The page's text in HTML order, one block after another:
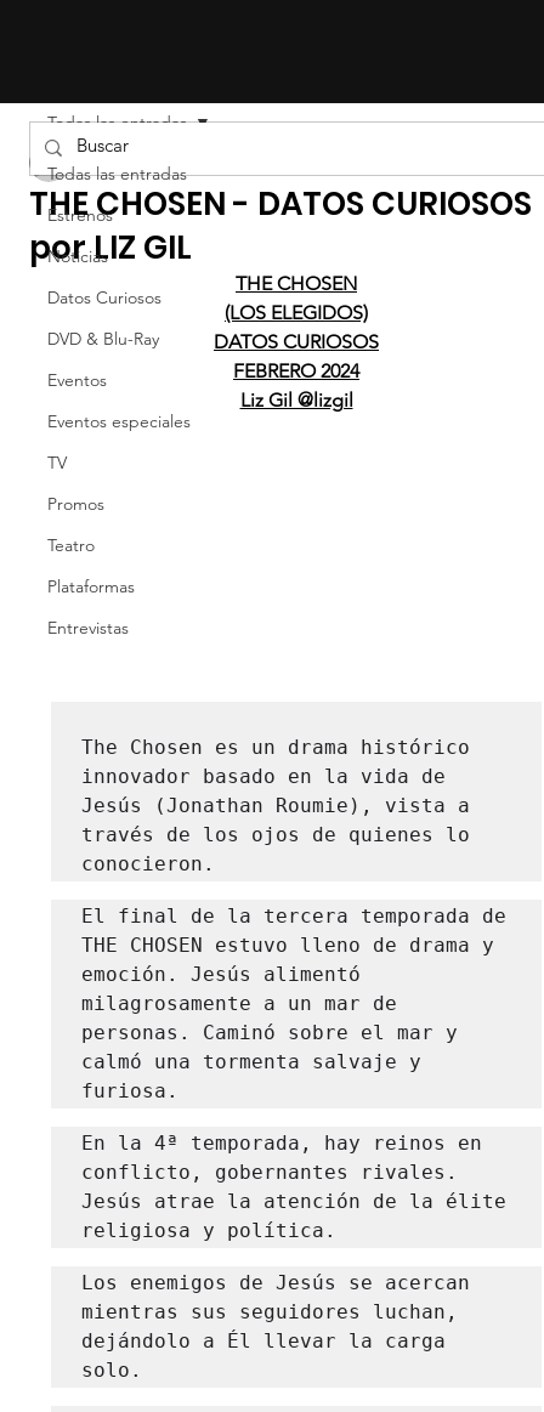
Todas las entradas
Estrenos
Noticias
Datos Curiosos
DVD & Blu-Ray
Eventos
Eventos especiales
TV
Promos
Teatro
Plataformas
Entrevistas
Todas las entradas
THE CHOSEN - DATOS CURIOSOS
por LIZ GIL
THE CHOSEN
(LOS ELEGIDOS)
DATOS CURIOSOS
FEBRERO 2024
Liz Gil @lizgil
The Chosen es un drama histórico
innovador basado en la vida de
Jesús (Jonathan Roumie), vista a
través de los ojos de quienes lo
conocieron.
El final de la tercera temporada de
THE CHOSEN estuvo lleno de drama y
emoción. Jesús alimentó
milagrosamente a un mar de
personas. Caminó sobre el mar y
calmó una tormenta salvaje y
furiosa.
En la 4ª temporada, hay reinos en
conflicto, gobernantes rivales.
Jesús atrae la atención de la élite
religiosa y política.
Los enemigos de Jesús se acercan
mientras sus seguidores luchan,
dejándolo a Él llevar la carga
solo.